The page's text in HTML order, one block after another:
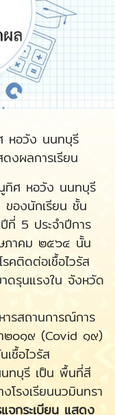
หอวัง นนทบุรี
ดงผลการเรียน
ทิศ หอวัง นนทบุรี
ของนักเรียน ชั้น
5 ประจําปีการ
าคม ๒๕๖๔ นั้น
คติดต่อเชื้อไวรัส
ดรุนแรงใน จังหวัด
สถานการณ์การ
า๒๐๑๙ (Covid ๑๙)
ชื้อไวรัส
ทบุรี เป็น พื้นที่สี
โรงเรียนนวมินทรา
จกระเบียน แสดง